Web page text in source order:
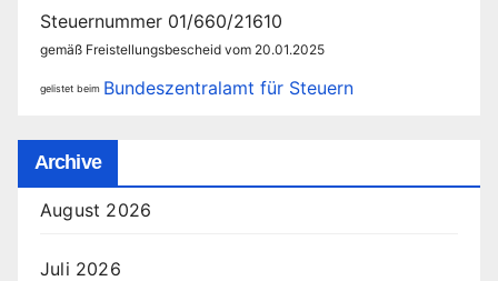
Steuernummer 01/660/21610
gemäß Freistellungsbescheid vom 20.01.2025
gelistet beim Bundeszentralamt für Steuern
Archive
August 2026
Juli 2026